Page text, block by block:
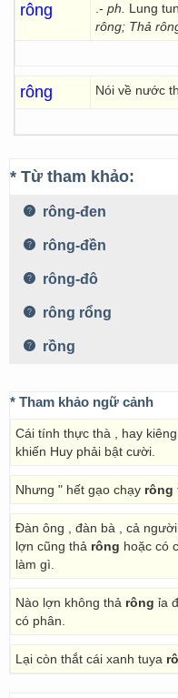
rông .- ph. Lung
rông; Thả
rông Nói về nước
* Từ tham khảo:
rông-đen
rông-đền
rông-đô
rông rổng
rồng
* Tham khảo ngữ cảnh
Cái tính thực thà , hay
khiến Huy phải bật cười.
Nhưng " hết gạo chạy rông
Đàn ông , đàn bà , cả
lợn cũng thả rông hoặc có
làm gì.
Nào lợn không thả rông ỉa
có phân.
Lại còn thắt cái xanh tuya